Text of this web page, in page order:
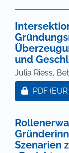
und
Julia Riess,
Zugang
PDF
Szenarien